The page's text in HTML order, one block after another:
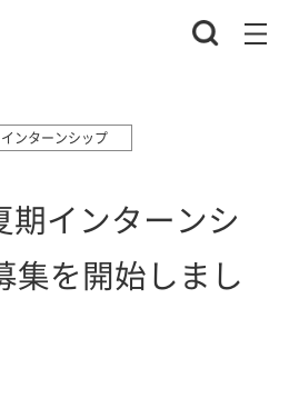
インターンシップ
期インターンシ
集を開始しまし